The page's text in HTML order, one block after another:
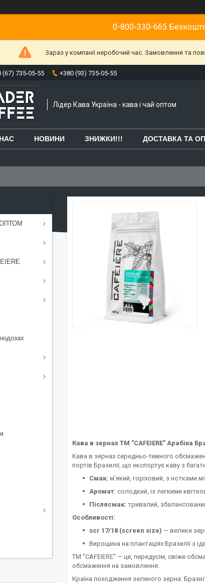
0-800-330-665
Зараз у компанії неробочий час. Замовлення та
(67) 735-05-55 +380 (93) 735-05-55
Лідер Кава Україна - кава і чай оптом
НОВИНИ ЗНИЖКИ!!! ДОСТАВКА ТА
Кава в зернах ТМ "CAFEIERE" Арабіка
Кава в зернах середньо-темного
портів Бразилії, що експортує каву з
Смак: м’який, горіховий, з нотками
Аромат: солодкий, із легкими
Післясмак: тривалий,
Особливості:
scr 17/18 (screen size) — велике
Вирощена на плантаціях Бразилії з
ТМ "CAFEIERE" — це, передусім, свіже
обсмаження на замовлення.
Країна походження зеленого зерна:
ОПТОМ